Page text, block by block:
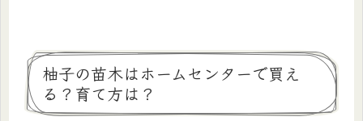
柚子の苗木はホームセンターで買え
る？育て方は？